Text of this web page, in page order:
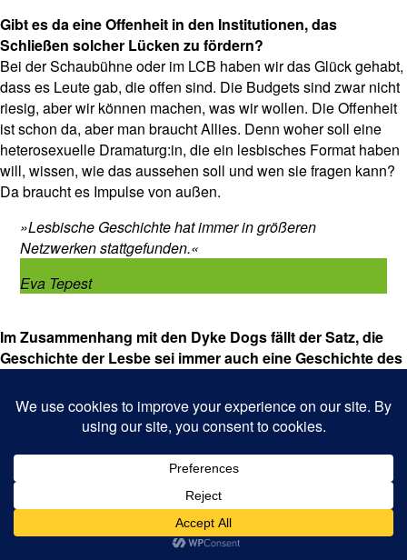
Gibt es da eine Offenheit in den Institutionen, das
Schließen solcher Lücken zu fördern?
Bei der Schaubühne oder im LCB haben wir das Glück gehabt,
dass es Leute gab, die offen sind. Die Budgets sind zwar nicht
riesig, aber wir können machen, was wir wollen. Die Offenheit
ist schon da, aber man braucht Allies. Denn woher soll eine
heterosexuelle Dramaturg:in, die ein lesbisches Format haben
will, wissen, wie das aussehen soll und wen sie fragen kann?
Da braucht es Impulse von außen.
»Lesbische Geschichte hat immer in größeren
Netzwerken stattgefunden.«
Eva Tepest
Im Zusammenhang mit den Dyke Dogs fällt der Satz, die
Geschichte der Lesbe sei immer auch eine Geschichte des
Das verknüpft sich schon ein wenig mit diesem »Banden
bilden«. Quasi Rudelbildung als Ergänzung zur
Bandenbildung mit einem animalistischeren Touch, der für
Berührung und Dasein steht. Lesbische Geschichte hat immer
in größeren Netzwerken stattgefunden. Wir kennen jetzt zwar
nur noch Einzelpersonen, wenn überhaupt, die Texte
geschrieben haben, aber es gab immer Verbindungen, auch
zwischen Schwulen und Lesben. Und auch wenn das Buch